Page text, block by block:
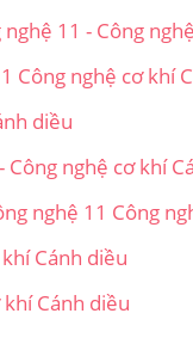
11 - Công
Công nghệ cơ khí
diều
nghệ cơ khí
nghệ 11 Công
Cánh diều
Cánh diều